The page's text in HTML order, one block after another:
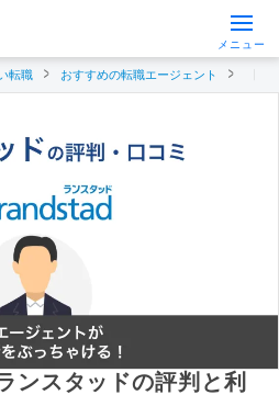
メニュー
転職 おすすめの転職エージェント
ンスタッドの評判と利